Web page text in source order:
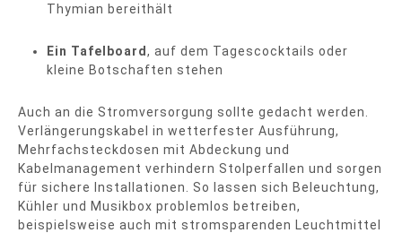
Thymian bereithält
Ein Tafelboard , auf dem Tagescocktails oder
kleine Botschaften stehen
Auch an die Stromversorgung sollte gedacht werden.
Verlängerungskabel in wetterfester Ausführung,
Mehrfachsteckdosen mit Abdeckung und
Kabelmanagement verhindern Stolperfallen und sorgen
für sichere Installationen. So lassen sich Beleuchtung,
Kühler und Musikbox problemlos betreiben,
beispielsweise auch mit stromsparenden Leuchtmittel